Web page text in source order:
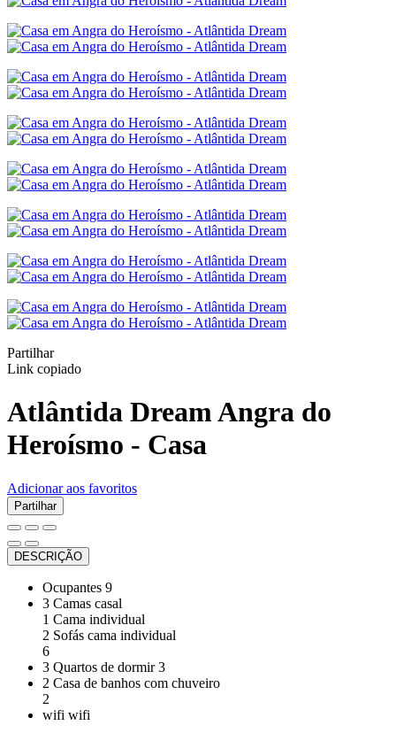
Partilhar
Link copiado
Atlântida DreamAngra do
Heroísmo - Casa
Adicionar aos favoritos
Partilhar
DESCRIÇÃO
Ocupantes 9
3 Camas casal
1 Cama individual
2 Sofás cama individual
6
3 Quartos de dormir 3
2 Casa de banhos com chuveiro
2
wifi wifi